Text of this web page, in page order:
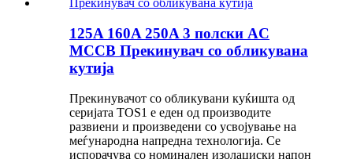
125A 160A 250A 3 полски AC
MCCB Прекинувач со обликувана
кутија
Прекинувачот со обликувани куќишта од
серијата TOS1 е еден од производите
развиени и произведени со усвојување на
меѓународна напредна технологија. Се
испорачува со номинален изолациски напон